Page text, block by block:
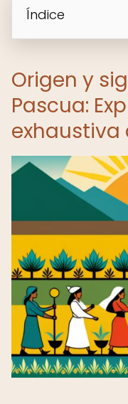
Índice
Origen y
Pascua:
exhaustiva